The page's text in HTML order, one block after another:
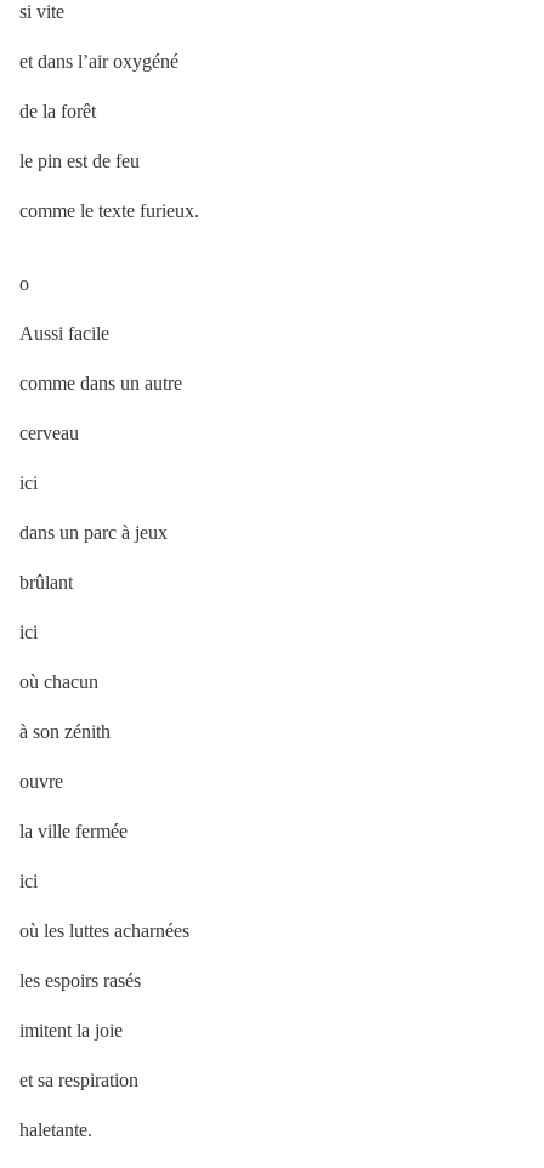
si vite
et dans l’air oxygéné
de la forêt
le pin est de feu
comme le texte furieux.
o
Aussi facile
comme dans un autre
cerveau
ici
dans un parc à jeux
brûlant
ici
où chacun
à son zénith
ouvre
la ville fermée
ici
où les luttes acharnées
les espoirs rasés
imitent la joie
et sa respiration
haletante.